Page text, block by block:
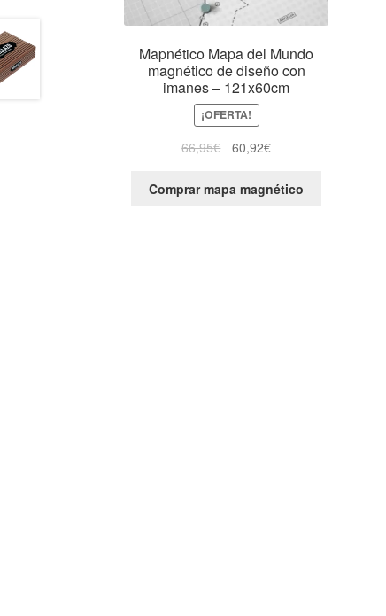
Mapnético Mapa del Mundo
magnético de diseño con
imanes – 121x60cm
¡OFERTA!
66,95€ 60,92€
Comprar mapa magnético